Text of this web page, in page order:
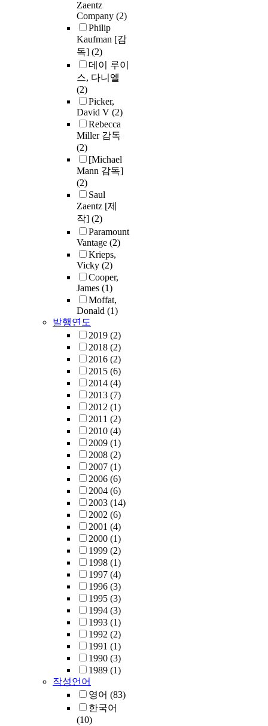
Zaentz
Company (2)
Philip
Kaufman [감
독] (2)
데이 루이
스, 다니엘
(2)
Picker,
David V (2)
Rebecca
Miller 감독
(2)
[Michael
Mann 감독]
(2)
Saul
Zaentz [제
작] (2)
Paramount
Vantage (2)
Krieps,
Vicky (2)
Cooper,
James (1)
Moffat,
Donald (1)
발행연도
2019 (2)
2018 (2)
2016 (2)
2015 (6)
2014 (4)
2013 (7)
2012 (1)
2011 (2)
2010 (4)
2009 (1)
2008 (2)
2007 (1)
2006 (6)
2004 (6)
2003 (14)
2002 (6)
2001 (4)
2000 (1)
1999 (2)
1998 (1)
1997 (4)
1996 (3)
1995 (3)
1994 (3)
1993 (1)
1992 (2)
1991 (1)
1990 (3)
1989 (1)
작성언어
영어 (83)
한국어
(10)